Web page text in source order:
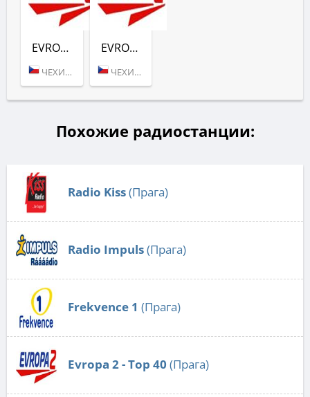
EVROPA 2 - HOT
ЧЕХИЯ (ПРАГА)
EVROPA 2 - DANCE RADIO
ЧЕХИЯ (ПРАГА)
Похожие радиостанции:
Radio Kiss(Прага)
Radio Impuls(Прага)
Frekvence 1 (Прага)
Evropa 2 - Top 40 (Прага)